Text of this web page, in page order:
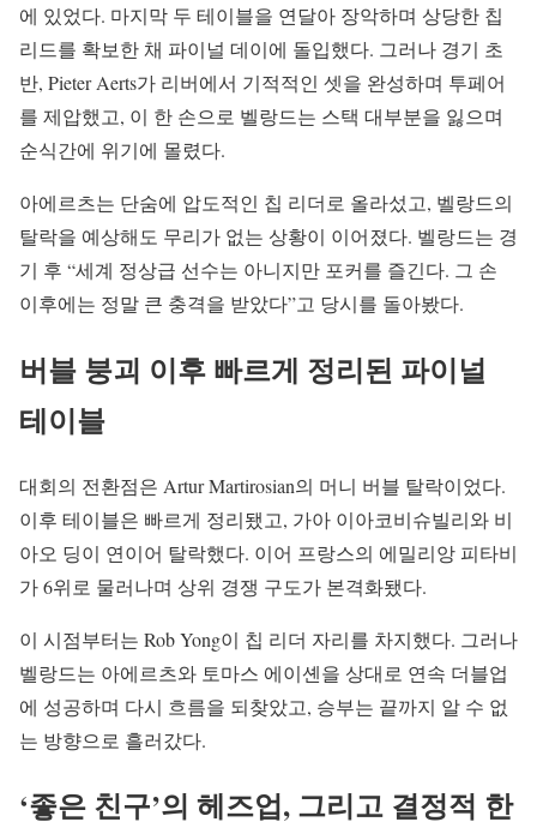
에 있었다. 마지막 두 테이블을 연달아 장악하며 상당한 칩
리드를 확보한 채 파이널 데이에 돌입했다. 그러나 경기 초
반, Pieter Aerts가 리버에서 기적적인 셋을 완성하며 투페어
를 제압했고, 이 한 손으로 벨랑드는 스택 대부분을 잃으며
순식간에 위기에 몰렸다.
아에르츠는 단숨에 압도적인 칩 리더로 올라섰고, 벨랑드의
탈락을 예상해도 무리가 없는 상황이 이어졌다. 벨랑드는 경
기 후 “세계 정상급 선수는 아니지만 포커를 즐긴다. 그 손
이후에는 정말 큰 충격을 받았다”고 당시를 돌아봤다.
버블 붕괴 이후 빠르게 정리된 파이널
테이블
대회의 전환점은 Artur Martirosian의 머니 버블 탈락이었다.
이후 테이블은 빠르게 정리됐고, 가아 이아코비슈빌리와 비
아오 딩이 연이어 탈락했다. 이어 프랑스의 에밀리앙 피타비
가 6위로 물러나며 상위 경쟁 구도가 본격화됐다.
이 시점부터는 Rob Yong이 칩 리더 자리를 차지했다. 그러나
벨랑드는 아에르츠와 토마스 에이셴을 상대로 연속 더블업
에 성공하며 다시 흐름을 되찾았고, 승부는 끝까지 알 수 없
는 방향으로 흘러갔다.
‘좋은 친구’의 헤즈업, 그리고 결정적 한